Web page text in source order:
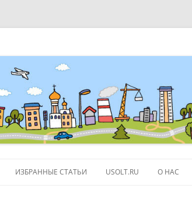
ИЗБРАННЫЕ СТАТЬИ USOLT.RU О НАС